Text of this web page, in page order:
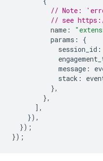
// Note:
// see
name :
params :
{
session_id :
message :
stack :
},
},
],
}),
});
});